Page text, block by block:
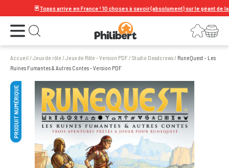
Topps arrive en France ! 10 choses à savoir (absolument) sur le géant de la
Ouvrir le menu Ouvrir la recherche Connexion
Votre panier
Accueil /Jeux de rôle /Jeux de Rôle - Version PDF/Studio Deadcrows/ RuneQuest - Les
Ruines Fumantes & Autres Contes - Version PDF
PRODUIT NUMÉRIQUE